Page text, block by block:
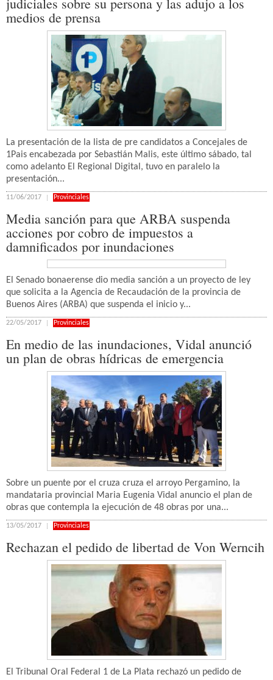
medios de prensa
La presentación de la lista de pre candidatos a Concejales de
1Pais encabezada por Sebastián Malis, este último sábado, tal
como adelanto El Regional Digital, tuvo en paralelo la
presentación...
11/06/2017 Provinciales
Media sanción para que ARBA suspenda
acciones por cobro de impuestos a
damnificados por inundaciones
El Senado bonaerense dio media sanción a un proyecto de ley
que solicita a la Agencia de Recaudación de la provincia de
Buenos Aires (ARBA) que suspenda el inicio y...
22/05/2017 Provinciales
En medio de las inundaciones, Vidal anunció
un plan de obras hídricas de emergencia
Sobre un puente por el cruza cruza el arroyo Pergamino, la
mandataria provincial Maria Eugenia Vidal anuncio el plan de
obras que contempla la ejecución de 48 obras por una...
13/05/2017 Provinciales
Rechazan el pedido de libertad de Von Werncih
El Tribunal Oral Federal 1 de La Plata rechazó un pedido de